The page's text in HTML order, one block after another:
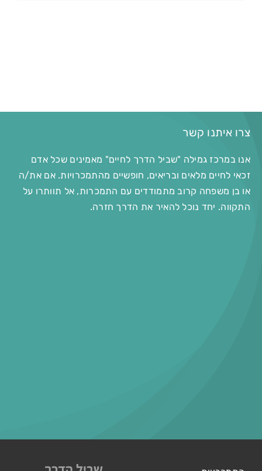
צרו איתנו קשר
אנו במרכז גמילה "שביל הדרך לחיים" מאמינים שכל אדם
זכאי לחיים מלאים ובריאים, חופשיים מהתמכרויות. אם את/ה
או בן משפחה קרוב מתמודדים עם התמכרות, אל תוותרו על
התקווה. יחד נוכל להאיר את הדרך חזרה.